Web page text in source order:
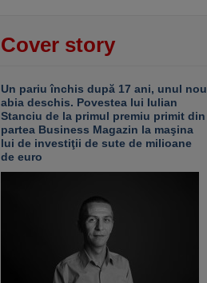
Cover story
Un pariu închis după 17 ani, unul nou
abia deschis. Povestea lui Iulian
Stanciu de la primul premiu primit din
partea Business Magazin la maşina
lui de investiţii de sute de milioane
de euro